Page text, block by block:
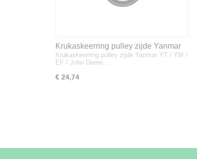
Krukaskeerring pulley zijde Yanmar
YT / YM / EF / John Deere - 119934-
01800
Krukaskeerring pulley zijde Yanmar YT / YM /
EF / John Deere…
€ 24,74